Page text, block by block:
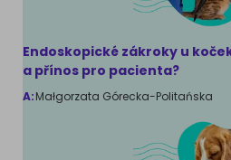
Endoskopické zákroky u
a přínos pro pacienta?
A:Małgorzata Górecka-Politańska